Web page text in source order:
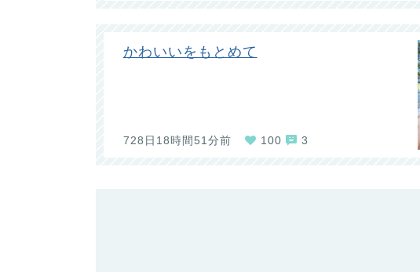
かわいいをもとめて
728日18時間51分前 100 3